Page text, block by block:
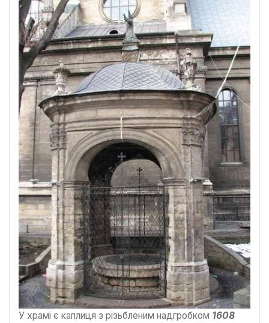
У храмі є каплиця з різьбленим надгробком 1608